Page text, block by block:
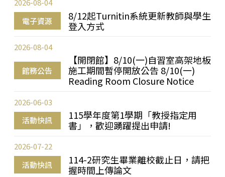
電子資源
8/12起Turnitin系統更新教師與學生
登入方式
2026-08-04
館務公告
【開閉館】8/10(一)自習室高架地板
施工期間暫停開放公告 8/10(一)
Reading Room Closure Notice
2026-08-04
活動快訊
115學年度第1學期「教授指定用
書」，歡迎踴躍提出申請!
2026-06-03
活動快訊
114-2研究生畢業離校截止日，請把
握時間上傳論文
2026-07-22